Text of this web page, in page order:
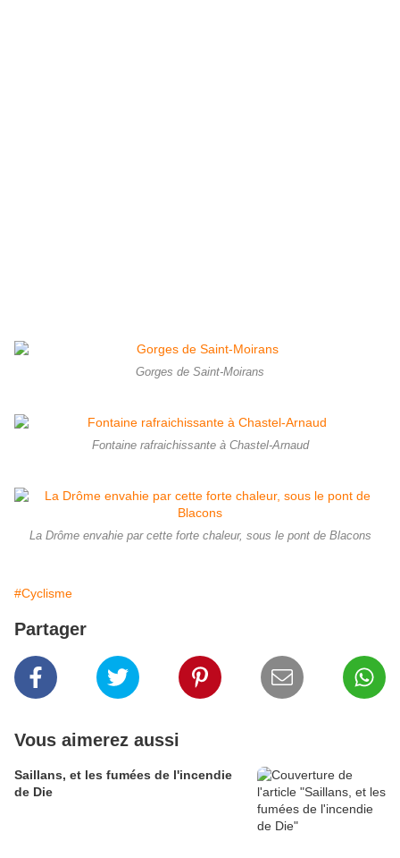
Gorges de Saint-Moirans
Fontaine rafraichissante à Chastel-Arnaud
La Drôme envahie par cette forte chaleur, sous le pont de Blacons
#Cyclisme
Partager
Vous aimerez aussi
Saillans, et les fumées de l'incendie
de Die